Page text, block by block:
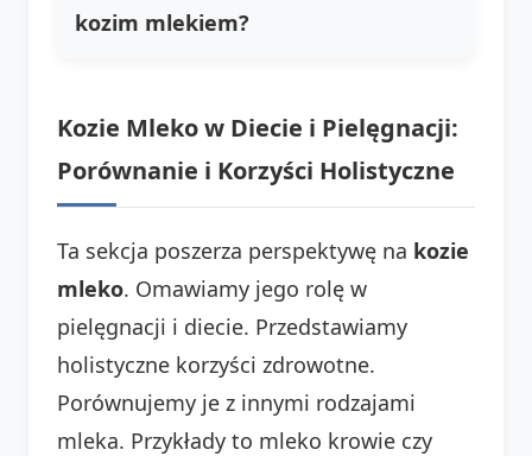
kozim mlekiem?
Kozie Mleko w Diecie i Pielęgnacji:
Porównanie i Korzyści Holistyczne
Ta sekcja poszerza perspektywę na kozie
mleko. Omawiamy jego rolę w
pielęgnacji i diecie. Przedstawiamy
holistyczne korzyści zdrowotne.
Porównujemy je z innymi rodzajami
mleka. Przykłady to mleko krowie czy